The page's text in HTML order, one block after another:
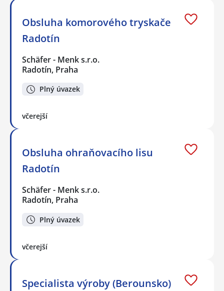
Obsluha komorového tryskače
Radotín
Schäfer - Menk s.r.o.
Radotín, Praha
Plný úvazek
včerejší
Obsluha ohraňovacího lisu
Radotín
Schäfer - Menk s.r.o.
Radotín, Praha
Plný úvazek
včerejší
Specialista výroby (Berounsko)